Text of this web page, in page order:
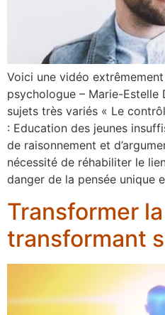
Voici une vidéo extrêmement
psychologue – Marie-
sujets très variés « Le
: Education des jeunes
de raisonnement et
nécessité de réhabiliter le
danger de la pensée unique
Transformer
transformant